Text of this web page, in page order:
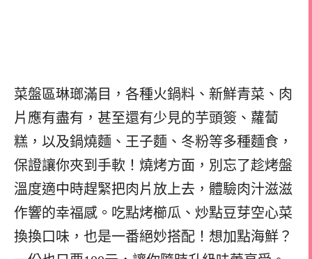
菜盤區琳瑯滿目，各種火鍋料、新鮮青菜、肉
片應有盡有，甚至還有少見的芋頭簽、蘿蔔
糕，以及鍋燒麵、王子麵、冬粉等多種麵食，
保證讓你夾到手軟！燒烤方面，別忘了趁烤盤
溫度適中時趕緊把肉片放上去，體驗肉汁滋滋
作響的幸福感。吃點烤櫛瓜、炒點豆芽空心菜
換換口味，也是一番絕妙搭配！想加點海鮮？